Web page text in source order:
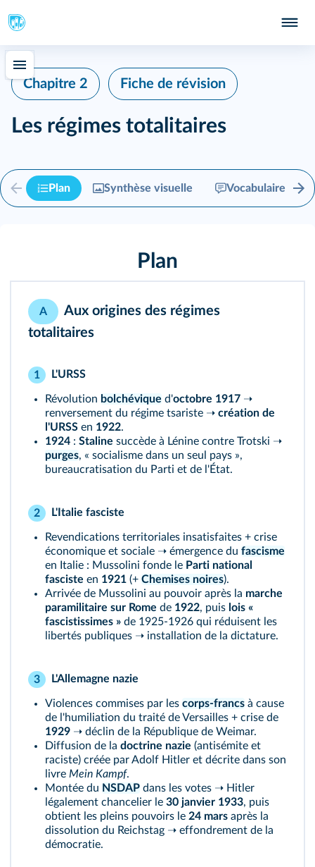
Chapitre 2 Fiche de révision
Les régimes totalitaires
Plan Synthèse visuelle Vocabulaire
Plan
A
Aux origines des régimes
totalitaires
1 L'URSS
Révolution bolchévique d'octobre 1917 ➝
renversement du régime tsariste ➝ création de
l'URSS en 1922.
1924 : Staline succède à Lénine contre Trotski ➝
purges, « socialisme dans un seul pays »,
bureaucratisation du Parti et de l'État.
2 L'Italie fasciste
Revendications territoriales insatisfaites + crise
économique et sociale ➝ émergence du fascisme
en Italie : Mussolini fonde le Parti national
fasciste en 1921 (+ Chemises noires).
Arrivée de Mussolini au pouvoir après la marche
paramilitaire sur Rome de 1922, puis lois «
fascistissimes » de 1925-1926 qui réduisent les
libertés publiques ➝ installation de la dictature.
3 L'Allemagne nazie
Violences commises par les corps-francs à cause
de l'humiliation du traité de Versailles + crise de
1929 ➝ déclin de la République de Weimar.
Diffusion de la doctrine nazie (antisémite et
raciste) créée par Adolf Hitler et décrite dans son
livre Mein Kampf.
Montée du NSDAP dans les votes ➝ Hitler
légalement chancelier le 30 janvier 1933, puis
obtient les pleins pouvoirs le 24 mars après la
dissolution du Reichstag ➝ effondrement de la
démocratie.